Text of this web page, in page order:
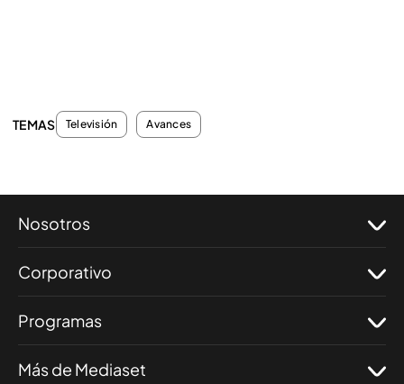
TEMAS Televisión Avances
Nosotros
Corporativo
Programas
Más de Mediaset